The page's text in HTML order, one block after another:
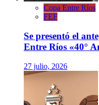
Copa Entre Ríos
FEF
Se presentó el
Entre Ríos «40°
27 julio, 2026